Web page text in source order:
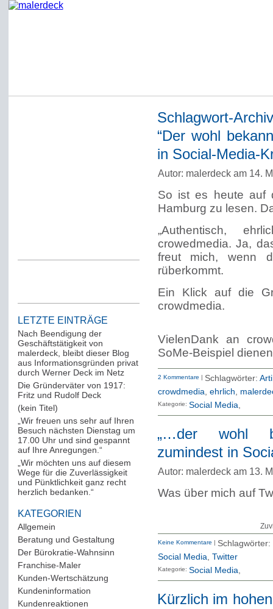
LETZTE EINTRÄGE
Nach Beendigung der
Geschäftstätigkeit von
malerdeck, bleibt dieser Blog
aus Informationsgründen privat
durch Werner Deck im Netz
Die Gründerväter von 1917:
Fritz und Rudolf Deck
(kein Titel)
„Wir freuen uns sehr auf Ihren
Besuch nächsten Dienstag um
17.00 Uhr und sind gespannt
auf Ihre Anregungen.“
„Wir möchten uns auf diesem
Wege für die Zuverlässigkeit
und Pünktlichkeit ganz recht
herzlich bedanken.“
KATEGORIEN
Allgemein
Beratung und Gestaltung
Der Bürokratie-Wahnsinn
Franchise-Maler(42)
Kunden-Wertschätzung
Kundeninformation
Kundenreaktionen
Schlagwort-
“Der wohl
in Social-Media-
Autor: malerdeck am 14.
So ist es heute
Hamburg zu lesen.
„Authentisch,
crowedmedia. Ja,
freut mich, wenn
rüberkommt.
Ein Klick auf die
crowdmedia.
VielenDank an
SoMe-Beispiel
2 Kommentare | Schlagwörter:
crowdmedia, ehrlich,
Kategorie: Social Media
„…der wohl
zumindest in
Autor: malerdeck am 13.
Was über mich auf
Keine Kommentare |
Social Media, Twitter
Kategorie: Social Media
Kürzlich im